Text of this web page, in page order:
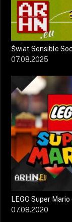
Świat Sensible
07.08.2025
LEGO Super
07.08.2020